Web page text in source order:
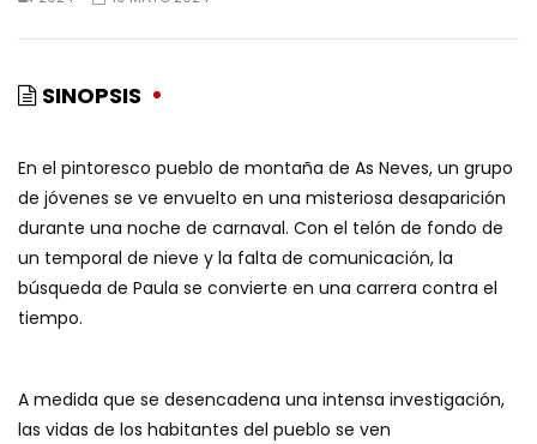
SINOPSIS
En el pintoresco pueblo de montaña de As Neves, un grupo
de jóvenes se ve envuelto en una misteriosa desaparición
durante una noche de carnaval. Con el telón de fondo de
un temporal de nieve y la falta de comunicación, la
búsqueda de Paula se convierte en una carrera contra el
tiempo.
A medida que se desencadena una intensa investigación,
las vidas de los habitantes del pueblo se ven